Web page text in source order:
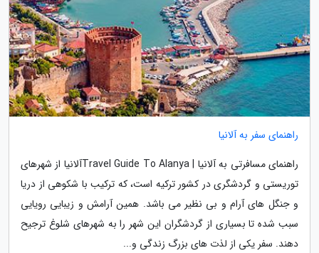
راهنمای سفر به آلانیا
راهنمای مسافرتی به آلانیا | Travel Guide To Alanyaآلانیا از شهرهای
توریستی و گردشگری در کشور ترکیه است، که ترکیب با شکوهی از دریا
و جنگل های آرام و بی نظیر می باشد. همین آرامش و زیبایی رویایی
سبب شده تا بسیاری از گردشگران این شهر را به شهرهای شلوغ ترجیح
دهند. سفر یکی از لذت های بزرگ زندگی و...